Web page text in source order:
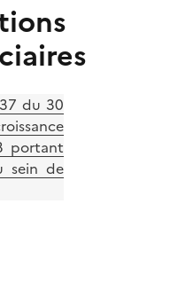
du 30
portant
sein de